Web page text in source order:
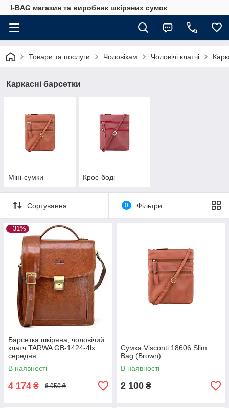
I-BAG магазин та виробник шкіряних сумок
Товари та послуги Чоловікам Чоловічі клатчі
Каркасні барсетки
Міні-сумки Крос-боді
Сортування 0 Фільтри
–31%
Барсетка шкіряна, чоловічий
клатч TARWA GB-1424-4lx
середня
В наявності
4 174 ₴ 6 050 ₴
Сумка Visconti 18606 Slim
Bag (Brown)
В наявності
2 100 ₴